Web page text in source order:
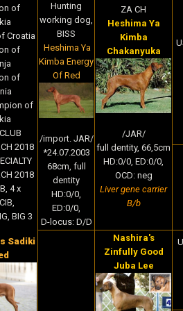
of
Croatia
of
of
of
2018
2018
4 x
BIG 3
Sadiki
Hunting
working dog,
BISS
Heshima Ya
Kimba Energy
Of Red
/import. JAR/
*24.07.2003
68cm, full
dentity
HD:0/0,
ED:0/0,
D-locus: D/D
ZA CH
Heshima Ya
Kimba
Chakanyuka
/JAR/
full dentity, 66,5cm
HD:0/0, ED:0/0,
OCD: neg
Liver gene carrier
B/b
Nashira's
Zinfully Good
Juba Lee